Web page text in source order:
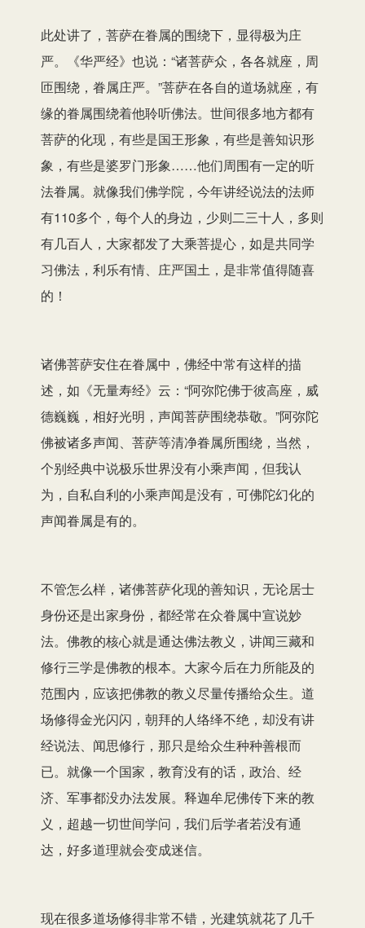
此处讲了，菩萨在眷属的围绕下，显得极为庄
严。《华严经》也说：“诸菩萨众，各各就座，周
匝围绕，眷属庄严。”菩萨在各自的道场就座，有
缘的眷属围绕着他聆听佛法。世间很多地方都有
菩萨的化现，有些是国王形象，有些是善知识形
象，有些是婆罗门形象……他们周围有一定的听
法眷属。就像我们佛学院，今年讲经说法的法师
有110多个，每个人的身边，少则二三十人，多则
有几百人，大家都发了大乘菩提心，如是共同学
习佛法，利乐有情、庄严国土，是非常值得随喜
的！
诸佛菩萨安住在眷属中，佛经中常有这样的描
述，如《无量寿经》云：“阿弥陀佛于彼高座，威
德巍巍，相好光明，声闻菩萨围绕恭敬。”阿弥陀
佛被诸多声闻、菩萨等清净眷属所围绕，当然，
个别经典中说极乐世界没有小乘声闻，但我认
为，自私自利的小乘声闻是没有，可佛陀幻化的
声闻眷属是有的。
不管怎么样，诸佛菩萨化现的善知识，无论居士
身份还是出家身份，都经常在众眷属中宣说妙
法。佛教的核心就是通达佛法教义，讲闻三藏和
修行三学是佛教的根本。大家今后在力所能及的
范围内，应该把佛教的教义尽量传播给众生。道
场修得金光闪闪，朝拜的人络绎不绝，却没有讲
经说法、闻思修行，那只是给众生种种善根而
已。就像一个国家，教育没有的话，政治、经
济、军事都没办法发展。释迦牟尼佛传下来的教
义，超越一切世间学问，我们后学者若没有通
达，好多道理就会变成迷信。
现在很多道场修得非常不错，光建筑就花了几千